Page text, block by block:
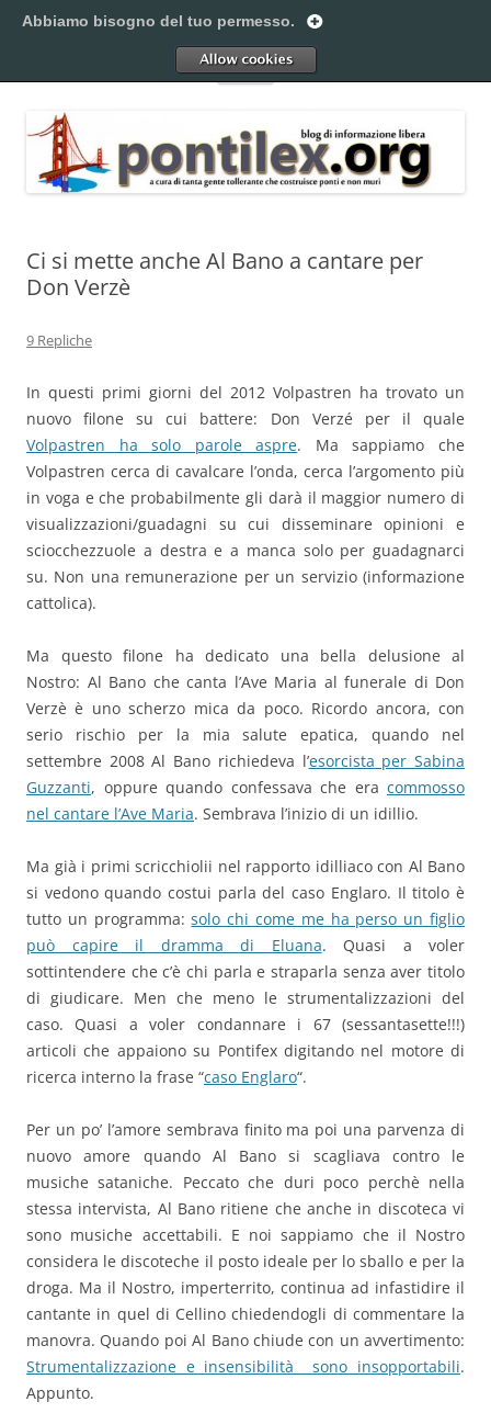
al
Pontilex
Menu
Ci si mette anche Al Bano a cantare per
Don Verzè
9 Repliche
In questi primi giorni del 2012 Volpastren ha trovato un
nuovo filone su cui battere: Don Verzé per il quale
Volpastren ha solo parole aspre. Ma sappiamo che
Volpastren cerca di cavalcare l’onda, cerca l’argomento più
in voga e che probabilmente gli darà il maggior numero di
visualizzazioni/guadagni su cui disseminare opinioni e
sciocchezzuole a destra e a manca solo per guadagnarci
su. Non una remunerazione per un servizio (informazione
cattolica).
Ma questo filone ha dedicato una bella delusione al
Nostro: Al Bano che canta l’Ave Maria al funerale di Don
Verzè è uno scherzo mica da poco. Ricordo ancora, con
serio rischio per la mia salute epatica, quando nel
settembre 2008 Al Bano richiedeva l’esorcista per Sabina
Guzzanti, oppure quando confessava che era commosso
nel cantare l’Ave Maria. Sembrava l’inizio di un idillio.
Ma già i primi scricchiolii nel rapporto idilliaco con Al Bano
si vedono quando costui parla del caso Englaro. Il titolo è
tutto un programma:solo chi come me ha perso un figlio
può capire il dramma di Eluana. Quasi a voler
sottintendere che c’è chi parla e straparla senza aver titolo
di giudicare. Men che meno le strumentalizzazioni del
caso. Quasi a voler condannare i 67 (sessantasette!!!)
articoli che appaiono su Pontifex digitando nel motore di
ricerca interno la frase “caso Englaro“.
Per un po’ l’amore sembrava finito ma poi una parvenza di
nuovo amore quando Al Bano si scagliava contro le
musiche sataniche. Peccato che duri poco perchè nella
stessa intervista, Al Bano ritiene che anche in discoteca vi
sono musiche accettabili. E noi sappiamo che il Nostro
considera le discoteche il posto ideale per lo sballo e per la
droga. Ma il Nostro, imperterrito, continua ad infastidire il
cantante in quel di Cellino chiedendogli di commentare la
manovra. Quando poi Al Bano chiude con un avvertimento:
Strumentalizzazione e insensibilità sono insopportabili.
Appunto.
Abbiamo bisogno del tuo permesso.